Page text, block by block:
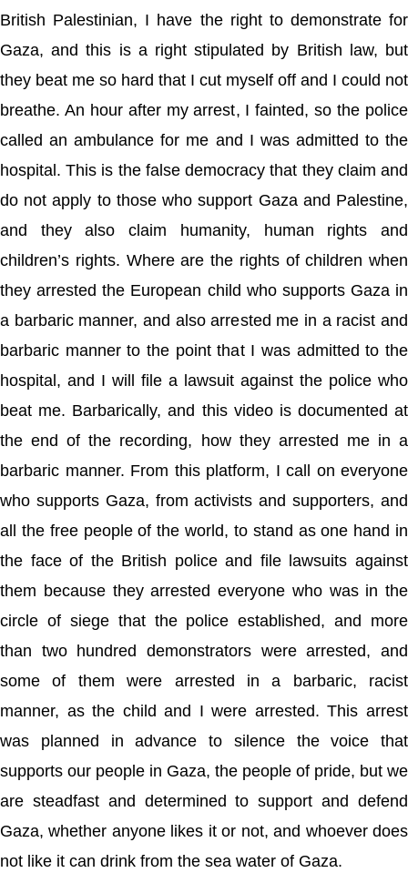
British Palestinian, I have the right to demonstrate for
Gaza, and this is a right stipulated by British law, but
they beat me so hard that I cut myself off and I could not
breathe. An hour after my arrest, I fainted, so the police
called an ambulance for me and I was admitted to the
hospital. This is the false democracy that they claim and
do not apply to those who support Gaza and Palestine,
and they also claim humanity, human rights and
children’s rights. Where are the rights of children when
they arrested the European child who supports Gaza in
a barbaric manner, and also arrested me in a racist and
barbaric manner to the point that I was admitted to the
hospital, and I will file a lawsuit against the police who
beat me. Barbarically, and this video is documented at
the end of the recording, how they arrested me in a
barbaric manner. From this platform, I call on everyone
who supports Gaza, from activists and supporters, and
all the free people of the world, to stand as one hand in
the face of the British police and file lawsuits against
them because they arrested everyone who was in the
circle of siege that the police established, and more
than two hundred demonstrators were arrested, and
some of them were arrested in a barbaric, racist
manner, as the child and I were arrested. This arrest
was planned in advance to silence the voice that
supports our people in Gaza, the people of pride, but we
are steadfast and determined to support and defend
Gaza, whether anyone likes it or not, and whoever does
not like it can drink from the sea water of ​​Gaza.